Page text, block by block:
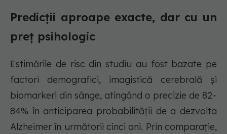
Predicții aproape exacte, dar cu un
preț psihologic
Estimările de risc din studiu au fost bazate pe
factori demografici, imagistică cerebrală și
biomarkeri din sânge, atingând o precizie de 82–
84% în anticiparea probabilității de a dezvolta
Alzheimer în următorii cinci ani. Prin comparație,